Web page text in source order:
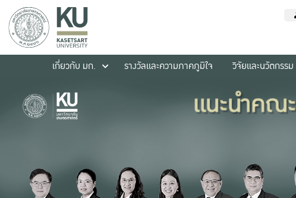
เกี่ยวกับ มก.
รางวัลและความภาคภูมิใจ วิจัยและนวัตกรรม